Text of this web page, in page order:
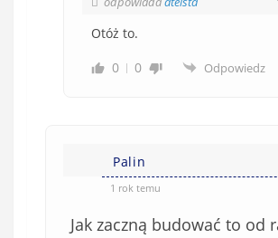
Otóż to.
0
0 Odpowiedz
Palin
1 rok temu
Jak zaczną budować to od